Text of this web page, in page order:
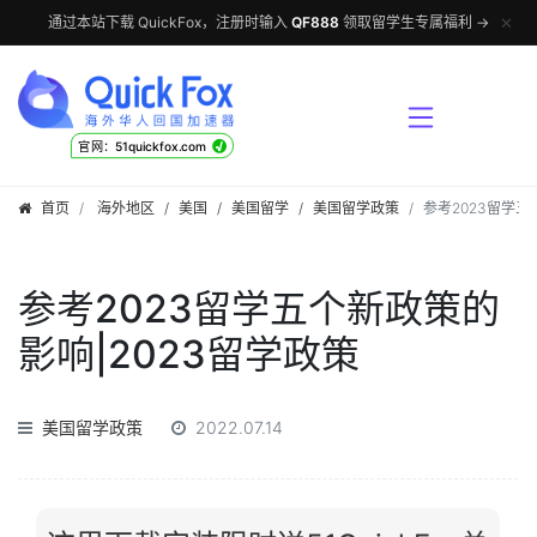
通过本站下载 QuickFox，注册时输入 QF888 领取留学生专属福利 → ✕
官网：51quickfox.com √
首页 海外地区 / 美国 / 美国留学 / 美国留学政策 参考2023留学五
参考2023留学五个新政策的
影响|2023留学政策
美国留学政策 2022.07.14